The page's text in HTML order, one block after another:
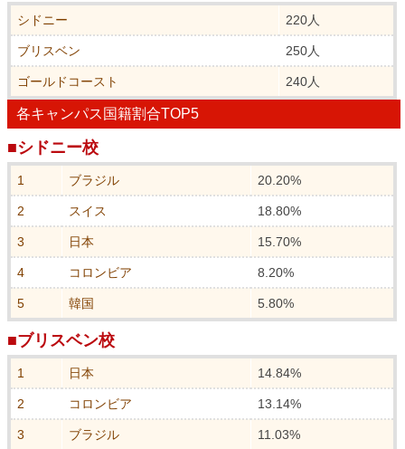
シドニー
220人
ブリスベン 250人
ゴールドコースト 240人
各キャンパス国籍割合TOP5
■シドニー校
1 ブラジル 20.20%
2 スイス 18.80%
3 日本 15.70%
4 コロンビア 8.20%
5 韓国 5.80%
■ブリスベン校
1 日本 14.84%
2 コロンビア 13.14%
3 ブラジル 11.03%